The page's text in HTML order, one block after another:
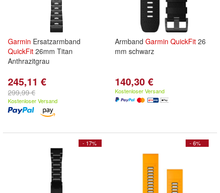
Garmin Ersatzarmband
QuickFit 26mm Titan
Anthrazitgrau
245,11 €
299,99 €
Kostenloser Versand
Armband Garmin QuickFit 26
mm schwarz
140,30 €
Kostenloser Versand
- 17% - 6%